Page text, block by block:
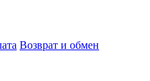
Возврат и обмен